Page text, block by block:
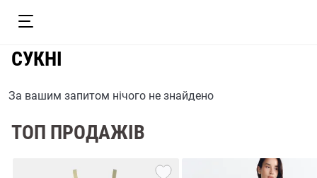
СУКНІ
За вашим запитом нічого не знайдено
ТОП ПРОДАЖІВ